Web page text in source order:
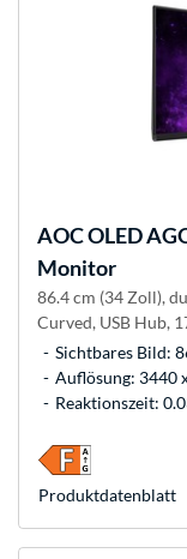
AOCOLED
Monitor
86.4 cm (34 Zoll),
Curved, USB Hub,
Sichtbares Bild:
Auflösung: 3440
Reaktionszeit:
Produkt­datenblatt